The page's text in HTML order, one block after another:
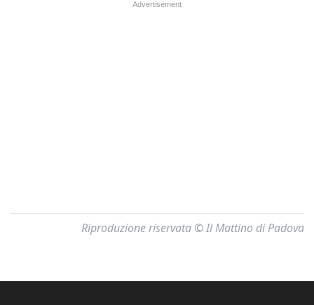
Riproduzione riservata © Il Mattino di Padova